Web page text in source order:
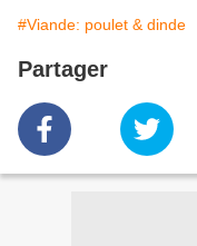
#Viande: poulet & dinde
Partager